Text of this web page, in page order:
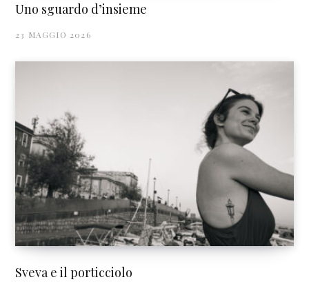
Uno sguardo d’insieme
23 MAGGIO 2026
Sveva e il porticciolo